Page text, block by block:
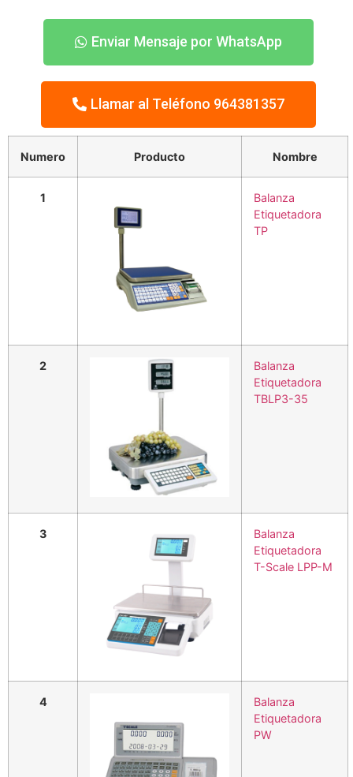
Enviar Mensaje por WhatsApp
Llamar al Teléfono 964381357
Numero Producto Nombre
1
Balanza
Etiquetadora
TP
2
Balanza
Etiquetadora
TBLP3-35
3
Balanza
Etiquetadora
T-Scale LPP-M
4
Balanza
Etiquetadora
PW